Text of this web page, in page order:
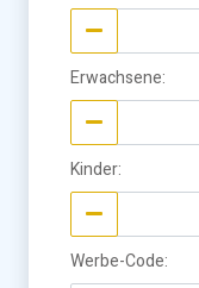
Erwachsene:
Kinder:
Werbe-Code: